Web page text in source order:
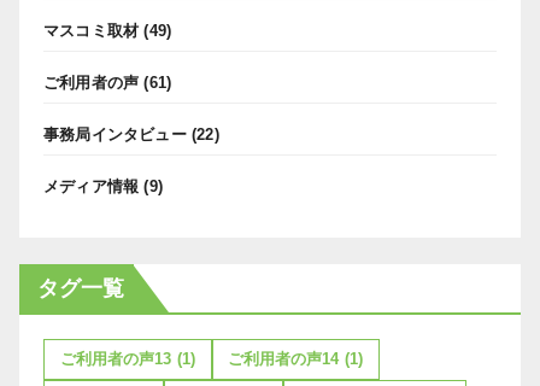
マスコミ取材 (49)
ご利用者の声 (61)
事務局インタビュー(22)
メディア情報 (9)
タグ一覧
ご利用者の声13 (1) ご利用者の声14 (1)